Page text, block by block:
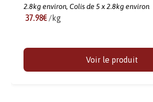
2.8kg environ, Colis de 5 x 2.8kg environ
37.98€ /kg
Voir le produit